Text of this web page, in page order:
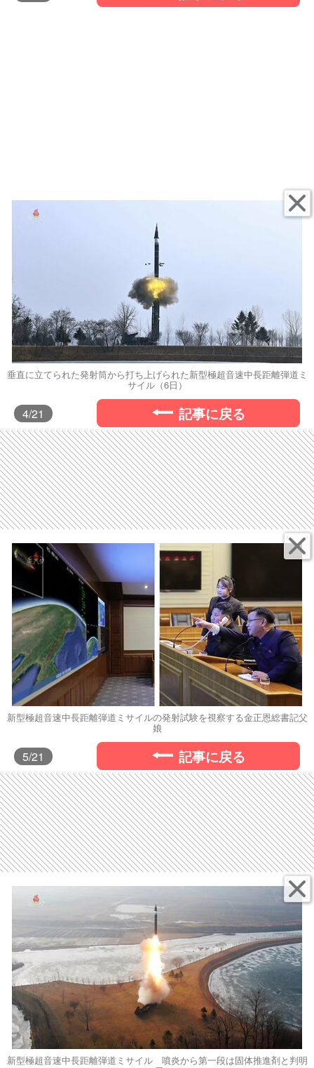
垂直に立てられた発射筒から打ち上げられた新型極超音速中長距離弾道ミ
サイル（6日）
4/21 記事に戻る
新型極超音速中長距離弾道ミサイルの発射試験を視察する金正恩総書記父
娘
5/21 記事に戻る
新型極超音速中長距離弾道ミサイル 噴炎から第一段は固体推進剤と判明